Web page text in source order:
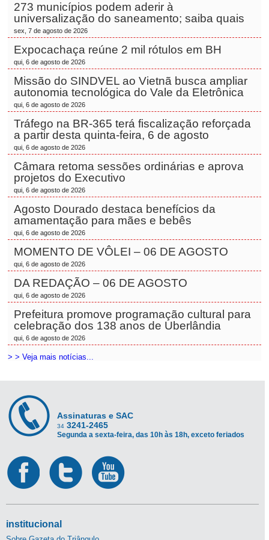
273 municípios podem aderir à
universalização do saneamento; saiba quais
sex, 7 de agosto de 2026
Expocachaça reúne 2 mil rótulos em BH
qui, 6 de agosto de 2026
Missão do SINDVEL ao Vietnã busca ampliar
autonomia tecnológica do Vale da Eletrônica
qui, 6 de agosto de 2026
Tráfego na BR-365 terá fiscalização reforçada
a partir desta quinta-feira, 6 de agosto
qui, 6 de agosto de 2026
Câmara retoma sessões ordinárias e aprova
projetos do Executivo
qui, 6 de agosto de 2026
Agosto Dourado destaca benefícios da
amamentação para mães e bebês
qui, 6 de agosto de 2026
MOMENTO DE VÔLEI – 06 DE AGOSTO
qui, 6 de agosto de 2026
DA REDAÇÃO – 06 DE AGOSTO
qui, 6 de agosto de 2026
Prefeitura promove programação cultural para
celebração dos 138 anos de Uberlândia
qui, 6 de agosto de 2026
> > Veja mais notícias...
Assinaturas e SAC
34 3241-2465
Segunda a sexta-feira, das 10h às 18h, exceto feriados
institucional